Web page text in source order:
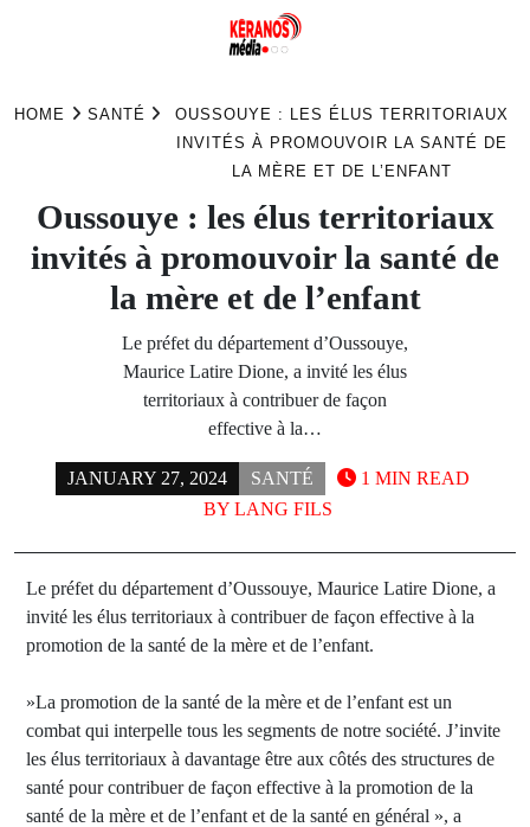
HOME SANTÉ
OUSSOUYE : LES ÉLUS TERRITORIAUX
INVITÉS À PROMOUVOIR LA SANTÉ DE
LA MÈRE ET DE L’ENFANT
Oussouye : les élus territoriaux
invités à promouvoir la santé de
la mère et de l’enfant
Le préfet du département d’Oussouye,
Maurice Latire Dione, a invité les élus
territoriaux à contribuer de façon
effective à la…
JANUARY 27, 2024
SANTÉ
BY LANG FILS
1 MIN READ
Le préfet du département d’Oussouye, Maurice Latire Dione, a
invité les élus territoriaux à contribuer de façon effective à la
promotion de la santé de la mère et de l’enfant.
»La promotion de la santé de la mère et de l’enfant est un
combat qui interpelle tous les segments de notre société. J’invite
les élus territoriaux à davantage être aux côtés des structures de
santé pour contribuer de façon effective à la promotion de la
santé de la mère et de l’enfant et de la santé en général », a